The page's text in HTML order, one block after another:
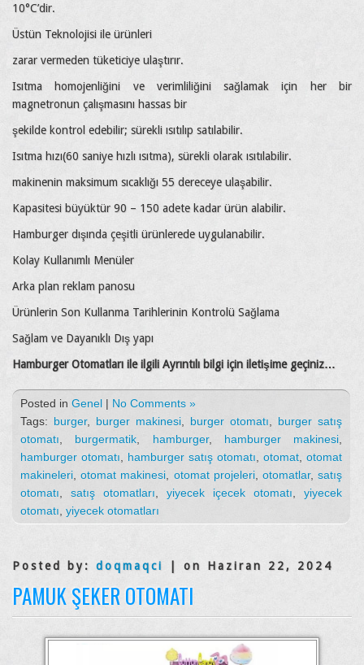
10°C’dir.
Üstün Teknolojisi ile ürünleri
zarar vermeden tüketiciye ulaştırır.
Isıtma homojenliğini ve verimliliğini sağlamak için her bir
magnetronun çalışmasını hassas bir
şekilde kontrol edebilir; sürekli ısıtılıp satılabilir.
Isıtma hızı(60 saniye hızlı ısıtma), sürekli olarak ısıtılabilir.
makinenin maksimum sıcaklığı 55 dereceye ulaşabilir.
Kapasitesi büyüktür 90 – 150 adete kadar ürün alabilir.
Hamburger dışında çeşitli ürünlerede uygulanabilir.
Kolay Kullanımlı Menüler
Arka plan reklam panosu
Ürünlerin Son Kullanma Tarihlerinin Kontrolü Sağlama
Sağlam ve Dayanıklı Dış yapı
Hamburger Otomatları ile ilgili Ayrıntılı bilgi için iletişime geçiniz…
Posted in Genel | No Comments »
Tags: burger, burger makinesi, burger otomatı, burger satış
otomatı, burgermatik, hamburger, hamburger makinesi,
hamburger otomatı, hamburger satış otomatı, otomat, otomat
makineleri,otomat makinesi, otomat projeleri, otomatlar,satış
otomatı, satış otomatları, yiyecek içecek otomatı, yiyecek
otomatı, yiyecek otomatları
Posted by: doqmaqci | on Haziran 22, 2024
PAMUK ŞEKER OTOMATI